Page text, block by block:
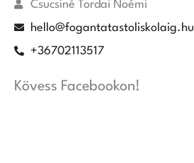
Csucsiné Tordai Noémi
hello@fogantatastoliskolaig.hu
+36702113517
Kövess Facebookon!